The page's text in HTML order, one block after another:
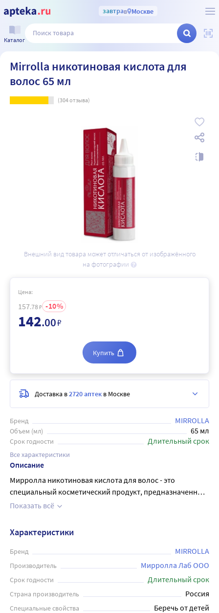
завтрав Москве
Каталог
Mirrolla никотиновая кислота для
волос 65 мл
(304отзыва)
Внешний вид товара может отличаться от изображённого
на фотографии
Бренд MIRROLLA
Объем (мл) 65 мл
Срок годности Длительный срок
Все характеристики
Описание
Мирролла никотиновая кислота для волос - это
специальный косметический продукт, предназначенный
для укрепления и восстановления волос. Он содержит
стимулирует рост волос и улучшает их состояние.
Продукт легко наносится на волосы и кожу головы, не
оставляет жирной пленки и быстро впитывается.
Регулярное использование мирролла никотиновой
кислоты помогает укрепить волосы, сделать их более
густыми и блестящими, а также уменьшить выпадение.
Объем флакона составляет 65 мл.
Показать всё
Цена:
157.78₽ 10
142.00₽
Купить
Доставка в2720 аптек в Москве
Характеристики
Бренд MIRROLLA
Производитель Мирролла Лаб ООО
Срок годности Длительный срок
Страна производитель Россия
Специальные свойства Беречь от детей